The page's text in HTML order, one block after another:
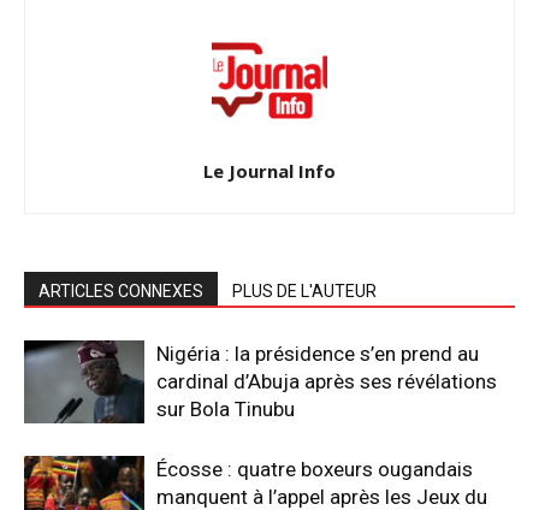
Le Journal Info
ARTICLES CONNEXES PLUS DE L'AUTEUR
Nigéria : la présidence s’en prend au
cardinal d’Abuja après ses révélations
sur Bola Tinubu
Écosse : quatre boxeurs ougandais
manquent à l’appel après les Jeux du